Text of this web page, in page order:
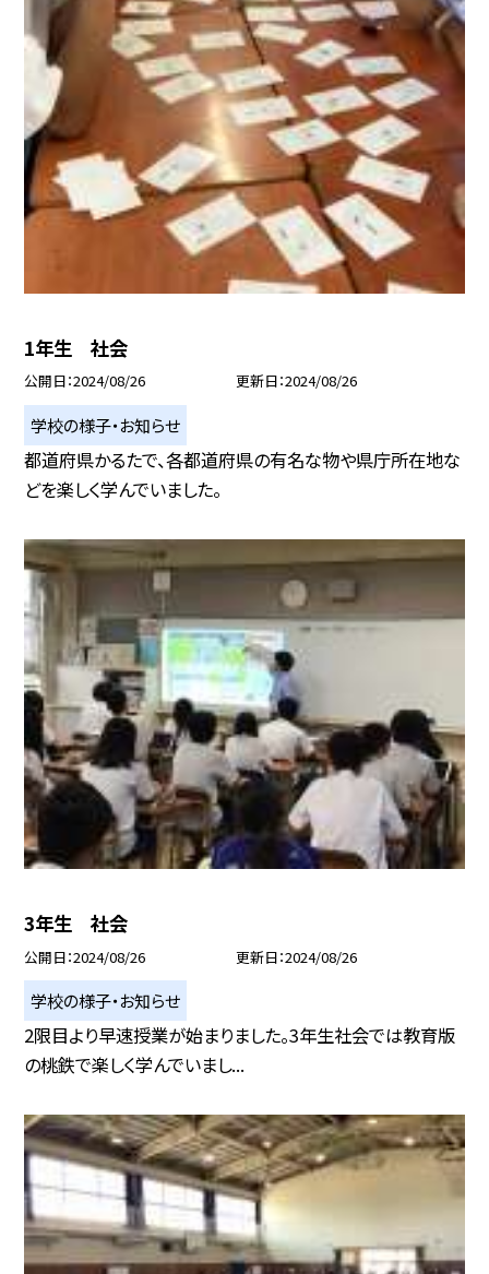
1年生 社会
公開日 2024/08/26 更新日 2024/08/26
学校の様子・お知らせ
都道府県かるたで、各都道府県の有名な物や県庁所在地な
どを楽しく学んでいました。
3年生 社会
公開日 2024/08/26 更新日 2024/08/26
学校の様子・お知らせ
2限目より早速授業が始まりました。3年生社会では教育版
の桃鉄で楽しく学んでいまし...